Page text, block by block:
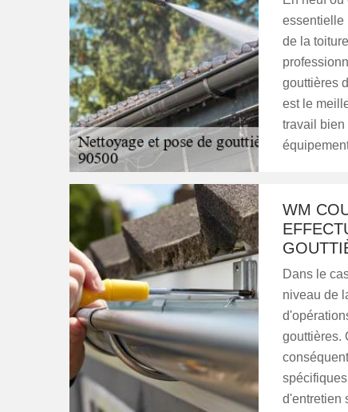
essentielle
de la
gouttières
est le
travail bien
WM
Dans le
niveau de
gouttières.
d'entretien